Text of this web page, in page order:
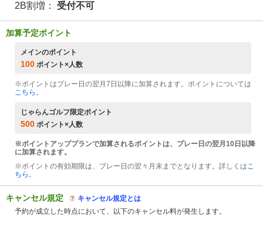
2B割増：
受付不可
加算予定ポイント
メインのポイント
100 ポイント×人数
※ポイントはプレー日の翌月7日以降に加算されます。ポイントについては
こちら 。
じゃらんゴルフ限定ポイント
500 ポイント×人数
※ポイントアッププランで加算されるポイントは、プレー日の翌月10日以降
に加算されます。
※ポイントの有効期限は、プレー日の翌々月末までとなります。詳しくはこ
ちら 。
キャンセル規定
キャンセル規定とは
予約が成立した時点において、以下のキャンセル料が発生します。